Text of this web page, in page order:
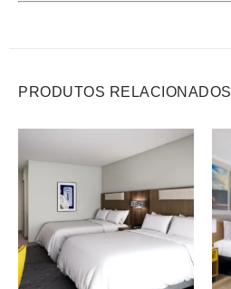
PRODUTOS RELACIONADOS